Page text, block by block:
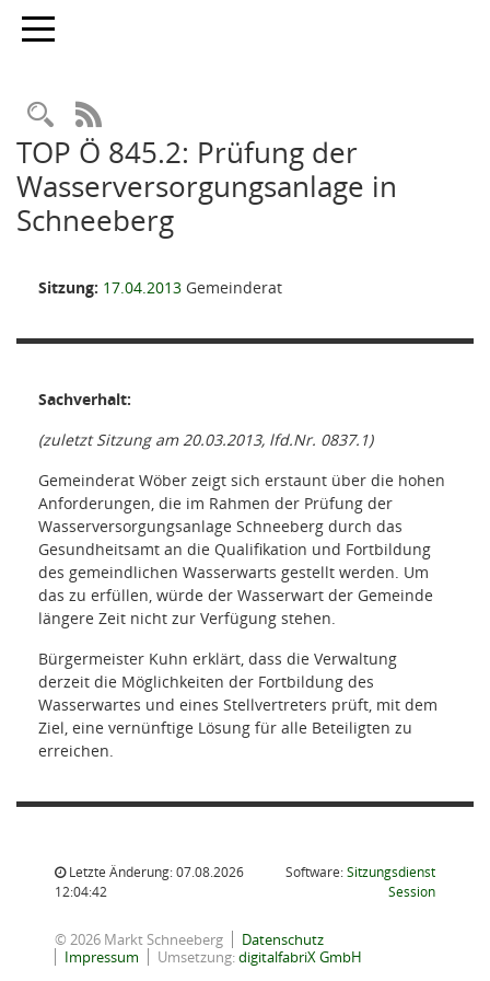
Toggle navigation
Rechercheauswahl
RSS-Feed
TOP Ö 845.2: Prüfung der
Wasserversorgungsanlage in
Schneeberg
Sitzung: 17.04.2013 Gemeinderat
Sachverhalt:
(zuletzt Sitzung am 20.03.2013, lfd.Nr. 0837.1)
Gemeinderat Wöber zeigt sich erstaunt über die hohen
Anforderungen, die im Rahmen der Prüfung der
Wasserversorgungsanlage Schneeberg durch das
Gesundheitsamt an die Qualifikation und Fortbildung
des gemeindlichen Wasserwarts gestellt werden. Um
das zu erfüllen, würde der Wasserwart der Gemeinde
längere Zeit nicht zur Verfügung stehen.
Bürgermeister Kuhn erklärt, dass die Verwaltung
derzeit die Möglichkeiten der Fortbildung des
Wasserwartes und eines Stellvertreters prüft, mit dem
Ziel, eine vernünftige Lösung für alle Beteiligten zu
erreichen.
Letzte Änderung: 07.08.2026
12:04:42
Software:Sitzungsdienst
Session(Wird in
© 2026 Markt Schneeberg
Datenschutz
Impressum
Umsetzung:digitalfabriX GmbH